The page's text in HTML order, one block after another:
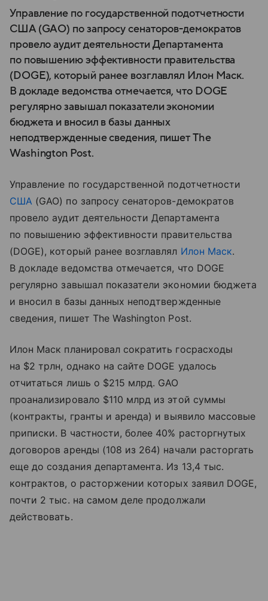
Управление по государственной подотчетности
США (GAO) по запросу сенаторов-демократов
провело аудит деятельности Департамента
по повышению эффективности правительства
(DOGE), который ранее возглавлял Илон Маск.
В докладе ведомства отмечается, что DOGE
регулярно завышал показатели экономии
бюджета и вносил в базы данных
неподтвержденные сведения, пишет The
Washington Post.
Управление по государственной подотчетности
США (GAO) по запросу сенаторов-демократов
провело аудит деятельности Департамента
по повышению эффективности правительства
(DOGE), который ранее возглавлял Илон Маск.
В докладе ведомства отмечается, что DOGE
регулярно завышал показатели экономии бюджета
и вносил в базы данных неподтвержденные
сведения, пишет The Washington Post.
Илон Маск планировал сократить госрасходы
на $2 трлн, однако на сайте DOGE удалось
отчитаться лишь о $215 млрд. GAO
проанализировало $110 млрд из этой суммы
(контракты, гранты и аренда) и выявило массовые
приписки. В частности, более 40% расторгнутых
договоров аренды (108 из 264) начали расторгать
еще до создания департамента. Из 13,4 тыс.
контрактов, о расторжении которых заявил DOGE,
почти 2 тыс. на самом деле продолжали
действовать.